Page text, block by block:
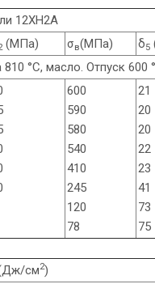
12ХН2А
(МПа) σв(МПа) δ5
°С, масло. Отпуск
600
590
580
540
410
245
120
78
21
20
20
22
23
41
73
75
(Дж/см2)